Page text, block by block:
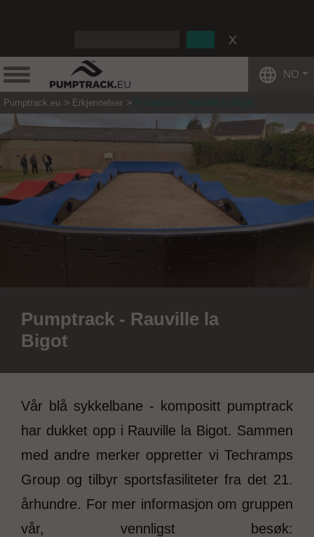
NO
Pumptrack.eu Erkjennelser Pumptrack - Rauville la Bigot
Pumptrack - Rauville la
Bigot
Vår blå sykkelbane - kompositt pumptrack
har dukket opp i Rauville la Bigot. Sammen
med andre merker oppretter vi Techramps
Group og tilbyr sportsfasiliteter fra det 21.
århundre. For mer informasjon om gruppen
vår, vennligst besøk: